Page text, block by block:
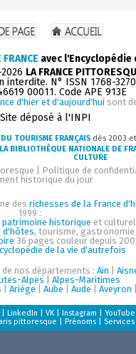
avec
LA FRANCE
N° ISSN 1768-
00011. Code APE 913E
d'hier et d'aujourd'hui sont
Site déposé à l'INPI
TOURISME FRANÇAIS dès 2003
BIBLIOTHÈQUE NATIONALE DE
CULTURE
Politique de
historique du jour
des richesses de la France
1999 :
patrimoine historique et
d'hôtes, tourisme, gastronomie
36 pages couleur depuis
de la vie d'autrefois
de nos départements :Ain |
Alpes
Alpes-Maritimes
|Ariège |Aube |Aude |Aveyron
|LinkedIn |VK |Instagram |YouTube
pittoresque |Prénoms Services